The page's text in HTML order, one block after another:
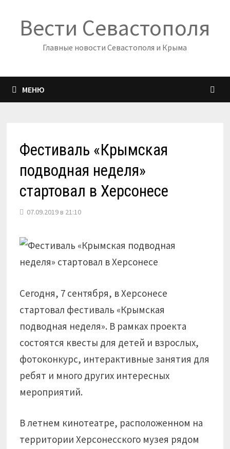
содержимому
Вести Севастополя
Главные новости Севастополя и Крыма
МЕНЮ
Фестиваль «Крымская
подводная неделя»
стартовал в Херсонесе
07.09.2019 в 21:10
Сегодня, 7 сентября, в Херсонесе
стартовал фестиваль «Крымская
подводная неделя». В рамках проекта
состоятся квесты для детей и взрослых,
фотоконкурс, интерактивные занятия для
ребят и много других интересных
мероприятий.
В летнем кинотеатре, расположенном на
территории Херсонесского музея рядом